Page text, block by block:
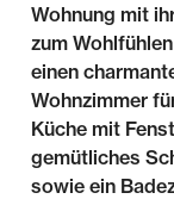
Wohnung mit
zum
einen
Wohnzimmer
Küche mit
gemütliches
sowie ein